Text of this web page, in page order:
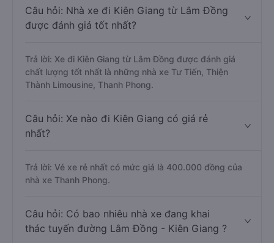
Câu hỏi: Nhà xe đi Kiên Giang từ Lâm Đồng
được đánh giá tốt nhất?
Trả lời: Xe đi Kiên Giang từ Lâm Đồng được đánh giá
chất lượng tốt nhất là những nhà xe Tư Tiến, Thiện
Thành Limousine, Thanh Phong.
Câu hỏi: Xe nào đi Kiên Giang có giá rẻ
nhất?
Trả lời: Vé xe rẻ nhất có mức giá là 400.000 đồng của
nhà xe Thanh Phong.
Câu hỏi: Có bao nhiêu nhà xe đang khai
thác tuyến đường Lâm Đồng - Kiên Giang ?